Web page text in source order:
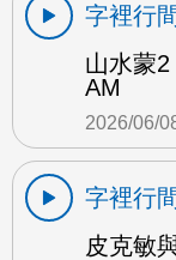
字裡行
山水蒙
AM
2026/06/
字裡行
皮克敏